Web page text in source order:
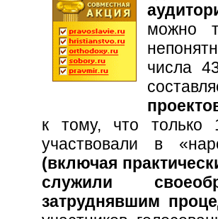
можно
числа
к тому, что только
участвовали в
(включая
служили
затруднявшим